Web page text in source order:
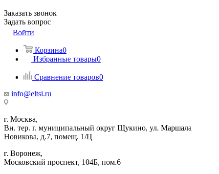
Заказать звонок
Задать вопрос
Войти
Корзина0
Избранные товары0
Сравнение товаров0
info@eltsi.ru
г. Москва,
Вн. тер. г. муниципальный округ Щукино, ул. Маршала
Новикова, д.7, помещ. 1/Ц
г. Воронеж,
​Московский проспект, 104Б, пом.6